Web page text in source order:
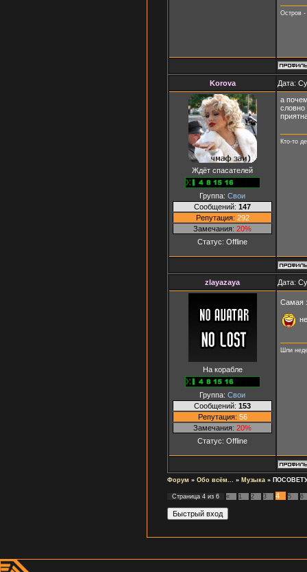
Остров
Korova Дата:
Ждёт спасателей
Группа: Свои
Сообщений: 147
Репутация: 292
Замечания: 20%
Статус: Offline
а
словно
Кто-то
zlayazaya Дата:
На корабле
Группа: Свои
Сообщений: 153
Репутация: 56
Замечания: 20%
Статус: Offline
Самая
Шли
Форум » Обо всём... » Музыка »
Страница 4 из 6 « 1 2 3 4 5 6